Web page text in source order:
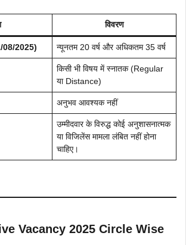
विवरण
08/2025) न्यूनतम 20 वर्ष और अधिकतम 35 वर्ष
किसी भी विषय में स्नातक (Regular
या Distance)
अनुभव आवश्यक नहीं
उम्मीदवार के विरुद्ध कोई अनुशासनात्मक
या विजिलेंस मामला लंबित नहीं होना
चाहिए।
Vacancy 2025 Circle Wise